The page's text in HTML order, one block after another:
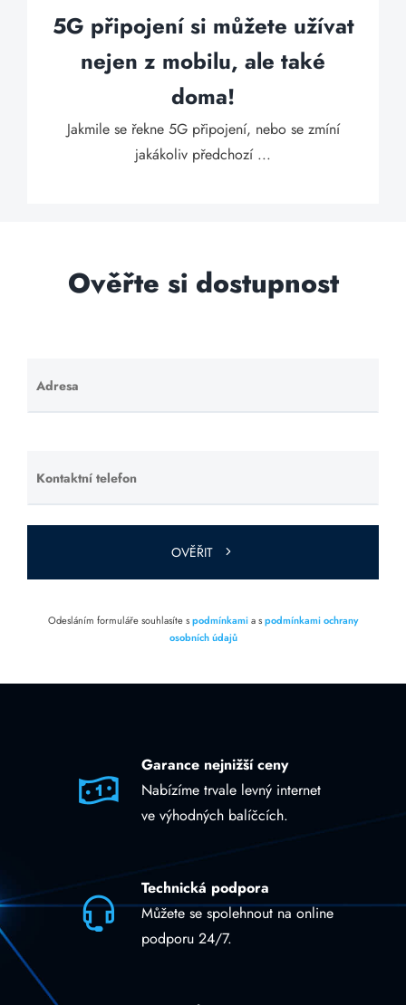
5G připojení si můžete užívat
nejen z mobilu, ale také
doma!
Jakmile se řekne 5G připojení, nebo se zmíní
jakákoliv předchozí ...
Ověřte si dostupnost
Adresa
Ponechte
toto pole
Kontaktní telefon
Ponechte
toto pole
prázdné.
OVĚŘIT
Odesláním formuláře souhlasíte spodmínkamia spodmínkami ochrany
osobních údajů
Garance nejnižší ceny
Nabízíme trvale levný internet
ve výhodných balíčcích.
Technická podpora
Můžete se spolehnout na online
podporu 24/7.